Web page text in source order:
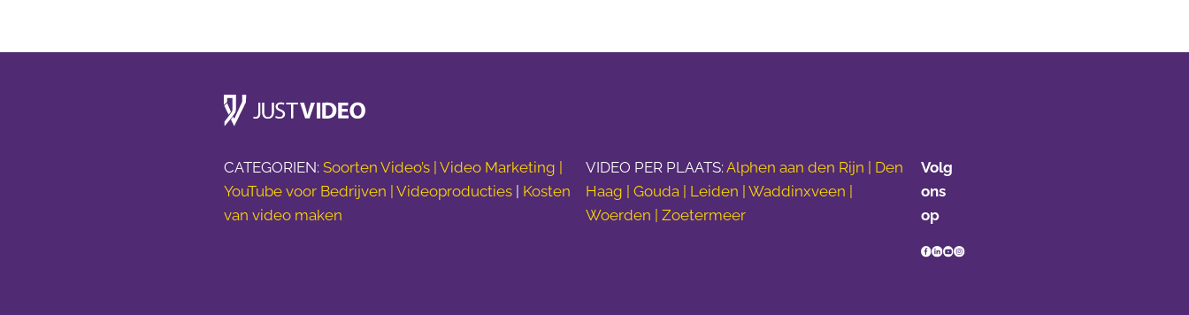
CATEGORIEN:Soorten Video’s |Video Marketing |
YouTube voor Bedrijven |Videoproducties
Kosten
van video maken
VIDEO PER PLAATS: Alphen aan den Rijn | Den
Haag | Gouda | Leiden | Waddinxveen |
Woerden | Zoetermeer
Volg
ons
op